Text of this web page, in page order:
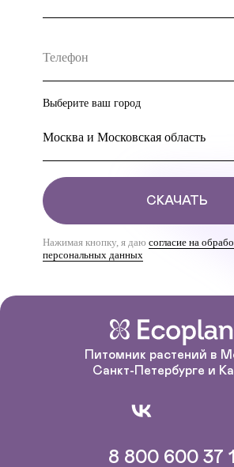
Выберите ваш город
СКАЧАТЬ
Нажимая кнопку, я даю согласие на
персональных данных
Питомник растений в
Санкт-Петербурге и
8 800 600 37